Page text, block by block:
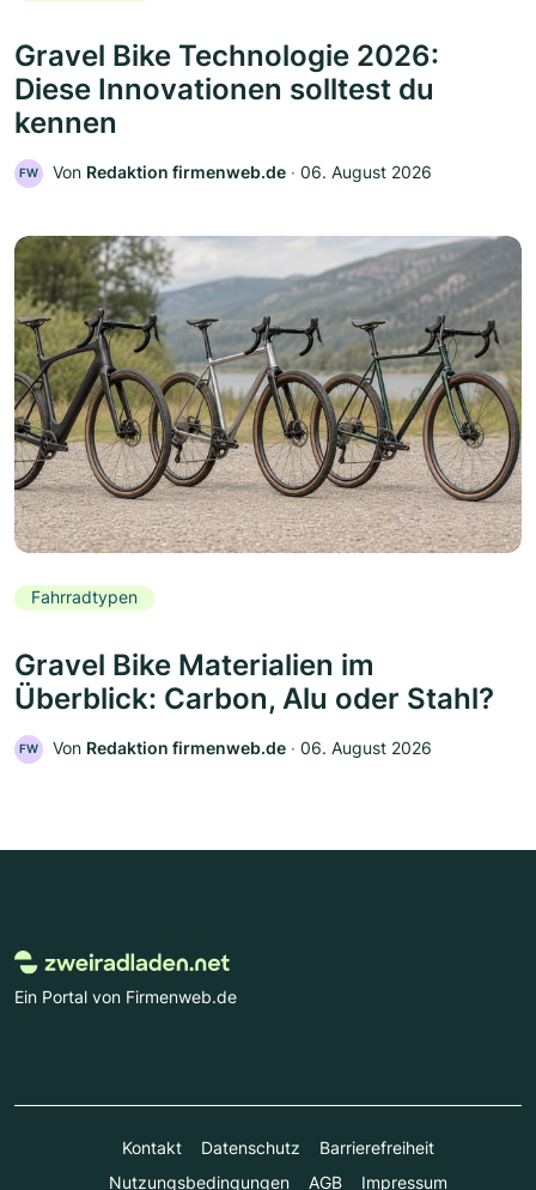
Gravel Bike Technologie 2026:
Diese Innovationen solltest du
kennen
FW Von Redaktion firmenweb.de ‧ 06. August 2026
Fahrradtypen
Gravel Bike Materialien im
Überblick: Carbon, Alu oder Stahl?
FW Von Redaktion firmenweb.de ‧ 06. August 2026
Ein Portal von Firmenweb.de
Kontakt Datenschutz
Barrierefreiheit
Nutzungsbedingungen
AGB Impressum